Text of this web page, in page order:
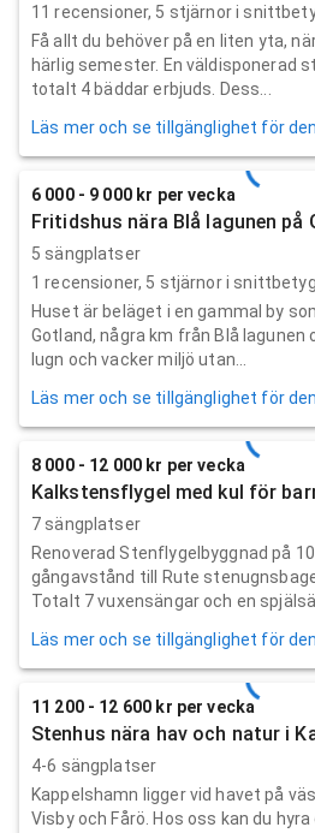
11 recensioner, 5 stjärnor i
Få allt du behöver på en liten yta,
härlig semester. En väldisponerad
totalt 4 bäddar erbjuds. Dess...
Läs mer och se tillgänglighet för
6 000 - 9 000 kr per vecka
Fritidshus nära Blå lagunen på
5 sängplatser
1 recensioner, 5 stjärnor i snittbetyg
Huset är beläget i en gammal by
Gotland, några km från Blå lagunen
lugn och vacker miljö utan...
Läs mer och se tillgänglighet för
8 000 - 12 000 kr per vecka
Kalkstensflygel med kul för
7 sängplatser
Renoverad Stenflygelbyggnad på
gångavstånd till Rute
Totalt 7 vuxensängar och en
Läs mer och se tillgänglighet för
11 200 - 12 600 kr per vecka
Stenhus nära hav och natur i
4-6 sängplatser
Kappelshamn ligger vid havet på
Visby och Fårö. Hos oss kan du